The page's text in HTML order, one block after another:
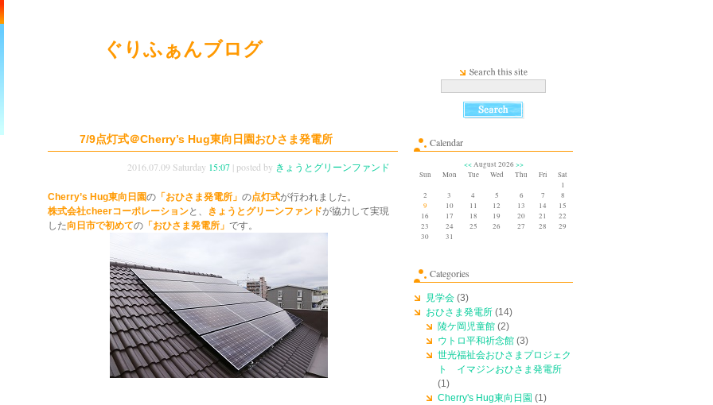
ぐりふぁんブログ
7/9点灯式＠Cherry’s Hug東向日園おひさま発電所
2016.07.09 Saturday 15:07 | posted by きょうとグリーンファンド
Cherry’s Hug東向日園の 「おひさま発電所」 の点灯式が行われました。
株式会社cheerコーポレーションと、 きょうとグリーンファンドが協力して実現
した向日市で初めての 「おひさま発電所」 です。
Calendar
<<August 2026 >>
Sun
Mon Tue Wed Thu Fri
Sat
1
2
3 4 5 6 7
8
9
10 11 12 13 14
15
16
17 18 19 20 21
22
23
24 25 26 27 28
29
30
31
Categories
見学会 (3)
おひさま発電所 (14)
陵ケ岡児童館 (2)
ウトロ平和祈念館 (3)
世光福祉会おひさまプロジェク
ト イマジンおひさま発電所
(1)
Cherry's Hug東向日園 (1)